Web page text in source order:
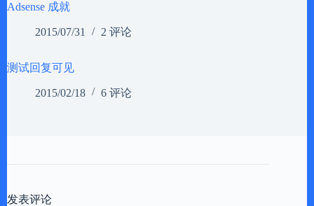
Adsense 成就
2015/07/31 2 评论
测试回复可见
2015/02/18 6 评论
发表评论